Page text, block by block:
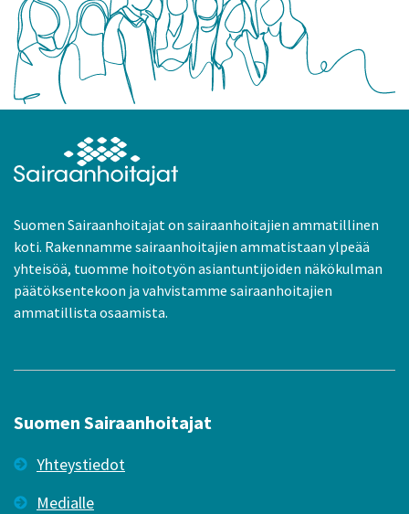
Suomen Sairaanhoitajat on sairaanhoitajien ammatillinen
koti. Rakennamme sairaanhoitajien ammatistaan ylpeää
yhteisöä, tuomme hoitotyön asiantuntijoiden näkökulman
päätöksentekoon ja vahvistamme sairaanhoitajien
ammatillista osaamista.
Suomen Sairaanhoitajat
Yhteystiedot
Medialle